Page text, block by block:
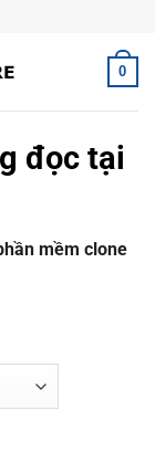
0
đọc tại
mềm clone